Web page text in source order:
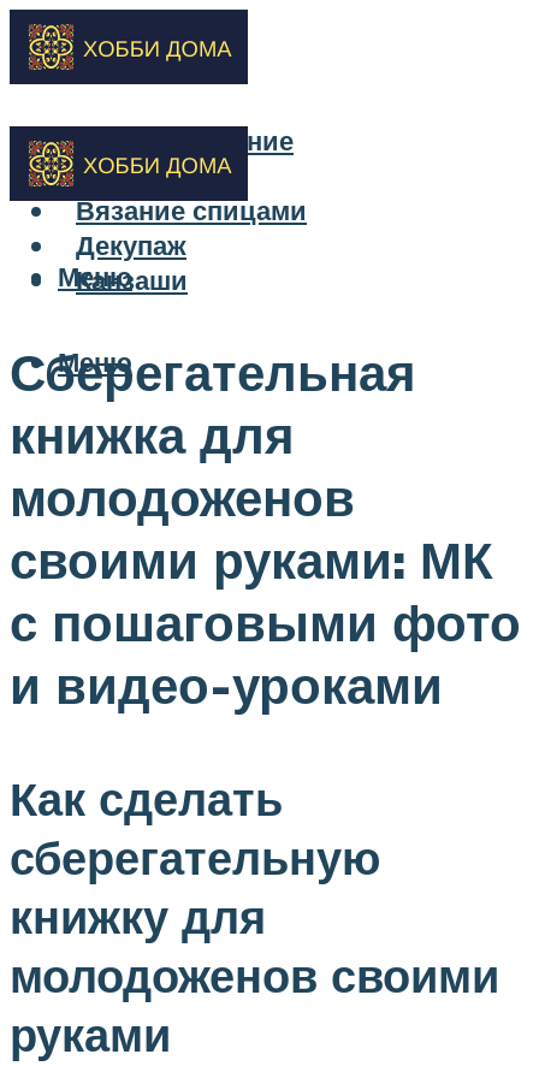
Бисероплетение
Вышивка
Вязание спицами
Декупаж
Канзаши
Меню
Меню
Сберегательная
книжка для
молодоженов
своими руками: МК
с пошаговыми фото
и видео-уроками
Как сделать
сберегательную
книжку для
молодоженов своими
руками